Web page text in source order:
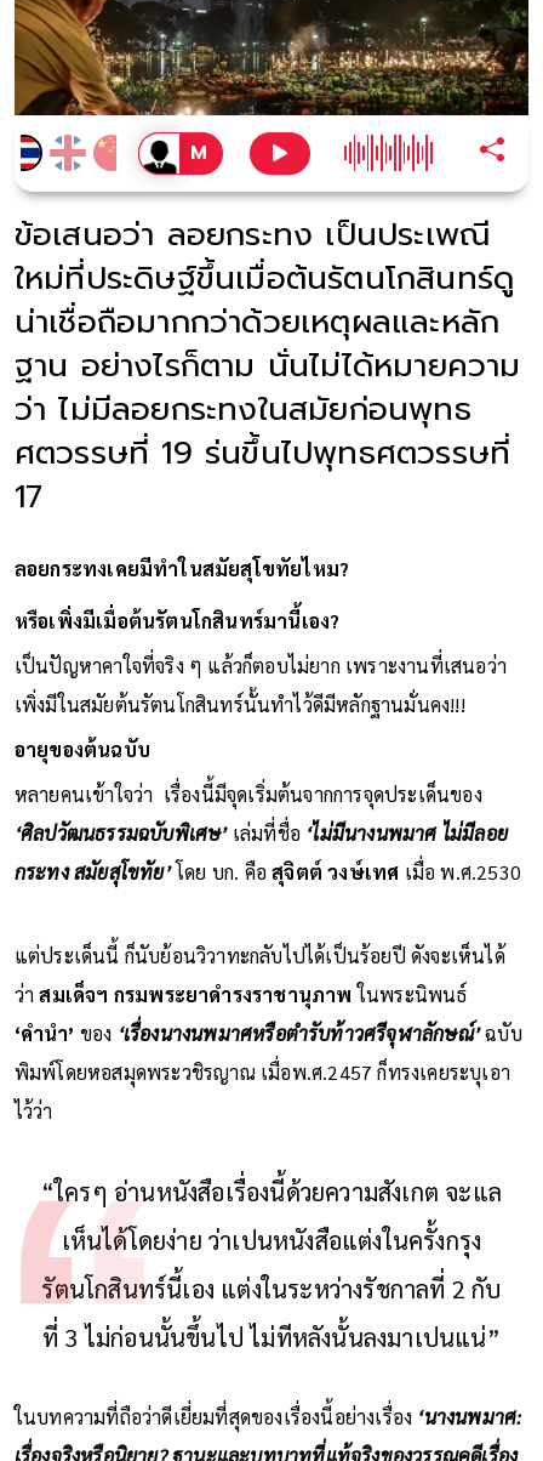
ข้อเสนอว่า ลอยกระทง เป็นประเพณี
ใหม่ที่ประดิษฐ์ขึ้นเมื่อต้นรัตนโกสินทร์ดู
น่าเชื่อถือมากกว่าด้วยเหตุผลและหลัก
ฐาน อย่างไรก็ตาม นั่นไม่ได้หมายความ
ว่า ไม่มีลอยกระทงในสมัยก่อนพุทธ
ศตวรรษที่ 19 ร่นขึ้นไปพุทธศตวรรษที่
17
ลอยกระทงเคยมีทำในสมัยสุโขทัยไหม?
หรือเพิ่งมีเมื่อต้นรัตนโกสินทร์มานี้เอง?
เป็นปัญหาคาใจที่จริง ๆ แล้วก็ตอบไม่ยาก เพราะงานที่เสนอว่า
เพิ่งมีในสมัยต้นรัตนโกสินทร์นั้นทำไว้ดีมีหลักฐานมั่นคง!!!
อายุของต้นฉบับ
หลายคนเข้าใจว่า เรื่องนี้มีจุดเริ่มต้นจากการจุดประเด็นของ
‘ศิลปวัฒนธรรมฉบับพิเศษ’เล่มที่ชื่อ ‘ไม่มีนางนพมาศ ไม่มีลอย
กระทง สมัยสุโขทัย’โดย บก. คือสุจิตต์ วงษ์เทศ เมื่อ พ.ศ.2530
แต่ประเด็นนี้ ก็นับย้อนวิวาทะกลับไปได้เป็นร้อยปี ดังจะเห็นได้
ว่าสมเด็จฯ กรมพระยาดำรงราชานุภาพ ในพระนิพนธ์
‘คำนำ’ ของ ‘เรื่องนางนพมาศหรือตำรับท้าวศรีจุฬาลักษณ์’ฉบับ
พิมพ์โดยหอสมุดพระวชิรญาณ เมื่อพ.ศ.2457 ก็ทรงเคยระบุเอา
ไว้ว่า
“ใครๆ อ่านหนังสือเรื่องนี้ด้วยความสังเกต จะแล
เห็นได้โดยง่าย ว่าเปนหนังสือแต่งในครั้งกรุง
รัตนโกสินทร์นี้เอง แต่งในระหว่างรัชกาลที่ 2 กับ
ที่ 3 ไม่ก่อนนั้นขึ้นไป ไม่ทีหลังนั้นลงมาเปนแน่”
ในบทความที่ถือว่าดีเยี่ยมที่สุดของเรื่องนี้อย่างเรื่อง ‘นางนพมาศ:
เรื่องจริงหรือนิยาย? ฐานะและบทบาทที่แท้จริงของวรรณคดีเรื่อง